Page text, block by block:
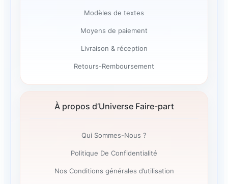
Modèles de textes
Moyens de paiement
Livraison & réception
Retours-Remboursement
À propos d’Universe Faire-part
Qui Sommes-Nous ?
Politique De Confidentialité
Nos Conditions générales d’utilisation